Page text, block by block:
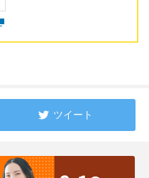
ツイート